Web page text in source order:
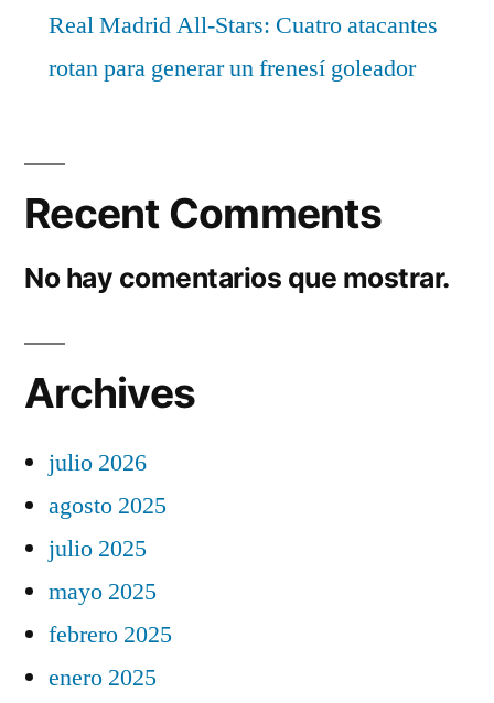
Real Madrid All-Stars: Cuatro atacantes
rotan para generar un frenesí goleador
Recent Comments
No hay comentarios que mostrar.
Archives
julio 2026
agosto 2025
julio 2025
mayo 2025
febrero 2025
enero 2025